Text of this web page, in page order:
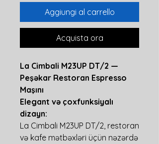
Aggiungi al carrello
Acquista ora
La Cimbali M23UP DT/2 —
Peşəkar Restoran Espresso
Maşını
Elegant və çoxfunksiyalı
dizayn:
La Cimbali M23UP DT/2, restoran
və kafe mətbəxləri üçün nəzərdə